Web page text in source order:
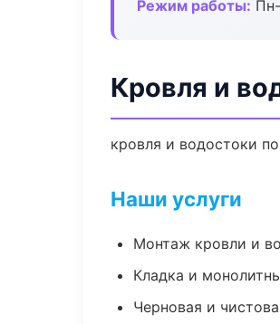
Режим работы:
Кровля и
кровля и водостоки
Наши услуги
Монтаж кровли и
Кладка и
Черновая и